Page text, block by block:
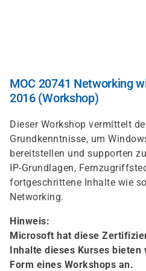
MOC 20741 Networking
2016 (Workshop)
Dieser Workshop vermittelt
Grundkenntnisse, um
bereitstellen und supporten
IP-Grundlagen,
fortgeschrittene Inhalte wie
Networking.
Hinweis:
Microsoft hat diese
Inhalte dieses Kurses
Form eines Workshops an.